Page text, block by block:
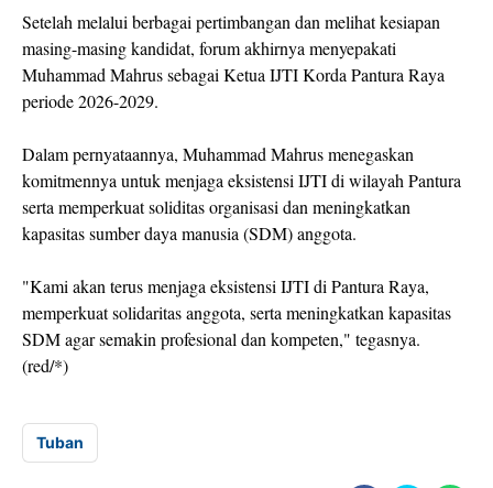
Setelah melalui berbagai pertimbangan dan melihat kesiapan
masing-masing kandidat, forum akhirnya menyepakati
Muhammad Mahrus sebagai Ketua IJTI Korda Pantura Raya
periode 2026-2029.
Dalam pernyataannya, Muhammad Mahrus menegaskan
komitmennya untuk menjaga eksistensi IJTI di wilayah Pantura
serta memperkuat soliditas organisasi dan meningkatkan
kapasitas sumber daya manusia (SDM) anggota.
"Kami akan terus menjaga eksistensi IJTI di Pantura Raya,
memperkuat solidaritas anggota, serta meningkatkan kapasitas
SDM agar semakin profesional dan kompeten," tegasnya.
(red/*)
Tuban